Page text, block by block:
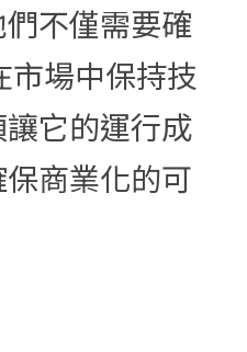
不僅需要確
市場中保持技
它的運行成
商業化的可